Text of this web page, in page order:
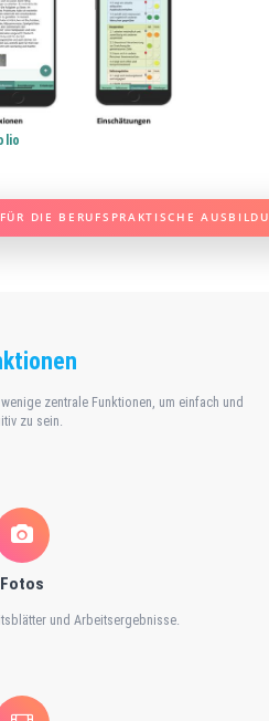
DIE BERUFSPRAKTISCHE
zentrale Funktionen, um einfach und
zu sein.
Fotos
und Arbeitsergebnisse.